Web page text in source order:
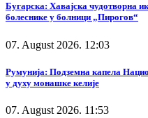
Бугарска: Хавајска чудотворна
болеснике у болници „Пирогов“
07. August 2026. 12:03
Румунија: Подземна капела
у духу монашке келије
07. August 2026. 11:53